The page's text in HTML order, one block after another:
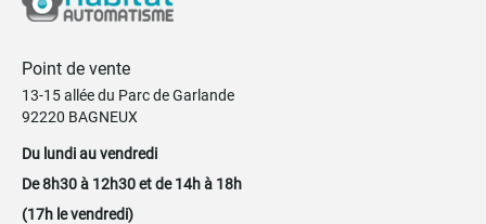
Point de vente
13-15 allée du Parc de Garlande
92220 BAGNEUX
Du lundi au vendredi
De 8h30 à 12h30 et de 14h à 18h
(17h le vendredi)